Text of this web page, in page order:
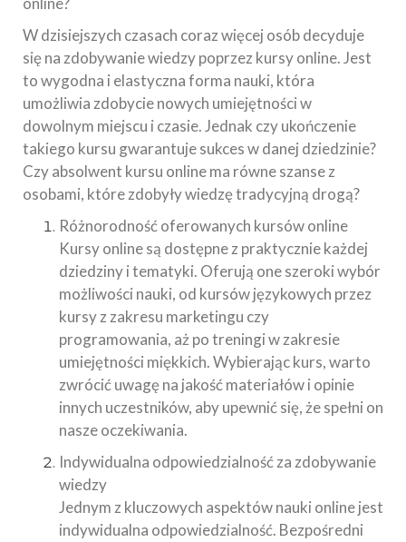
W dzisiejszych czasach coraz więcej osób decyduje
się na zdobywanie wiedzy poprzez kursy online. Jest
to wygodna i elastyczna forma nauki, która
umożliwia zdobycie nowych umiejętności w
dowolnym miejscu i czasie. Jednak czy ukończenie
takiego kursu gwarantuje sukces w danej dziedzinie?
Czy absolwent kursu online ma równe szanse z
osobami, które zdobyły wiedzę tradycyjną drogą?
Różnorodność oferowanych kursów online
Kursy online są dostępne z praktycznie każdej
dziedziny i tematyki. Oferują one szeroki wybór
możliwości nauki, od kursów językowych przez
kursy z zakresu marketingu czy
programowania, aż po treningi w zakresie
umiejętności miękkich. Wybierając kurs, warto
zwrócić uwagę na jakość materiałów i opinie
innych uczestników, aby upewnić się, że spełni on
nasze oczekiwania.
Indywidualna odpowiedzialność za zdobywanie
wiedzy
Jednym z kluczowych aspektów nauki online jest
indywidualna odpowiedzialność. Bezpośredni